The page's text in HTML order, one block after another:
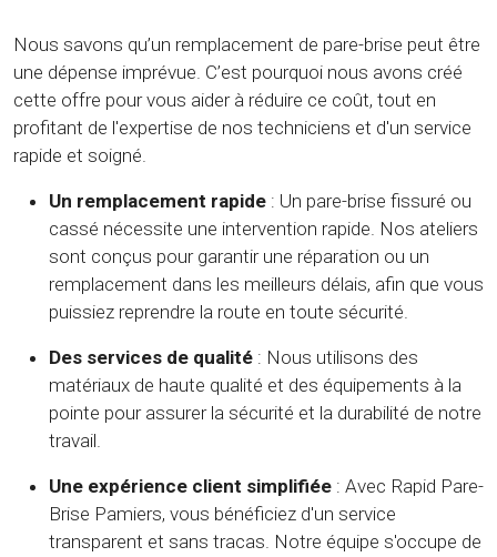
Nous savons qu’un remplacement de pare-brise peut être
une dépense imprévue. C’est pourquoi nous avons créé
cette offre pour vous aider à réduire ce coût, tout en
profitant de l'expertise de nos techniciens et d'un service
rapide et soigné.
Un remplacement rapide : Un pare-brise fissuré ou
cassé nécessite une intervention rapide. Nos ateliers
sont conçus pour garantir une réparation ou un
remplacement dans les meilleurs délais, afin que vous
puissiez reprendre la route en toute sécurité.
Des services de qualité : Nous utilisons des
matériaux de haute qualité et des équipements à la
pointe pour assurer la sécurité et la durabilité de notre
travail.
Une expérience client simplifiée : Avec Rapid Pare-
Brise Pamiers, vous bénéficiez d'un service
transparent et sans tracas. Notre équipe s'occupe de